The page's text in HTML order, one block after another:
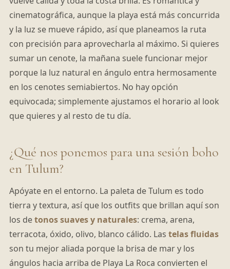
cinematográfica, aunque la playa está más concurrida
y la luz se mueve rápido, así que planeamos la ruta
con precisión para aprovecharla al máximo. Si quieres
sumar un cenote, la mañana suele funcionar mejor
porque la luz natural en ángulo entra hermosamente
en los cenotes semiabiertos. No hay opción
equivocada; simplemente ajustamos el horario al look
que quieres y al resto de tu día.
¿Qué nos ponemos para una sesión boho
en Tulum?
Apóyate en el entorno. La paleta de Tulum es todo
tierra y textura, así que los outfits que brillan aquí son
los detonos suaves y naturales: crema, arena,
terracota, óxido, olivo, blanco cálido. Las telas fluidas
son tu mejor aliada porque la brisa de mar y los
ángulos hacia arriba de Playa La Roca convierten el